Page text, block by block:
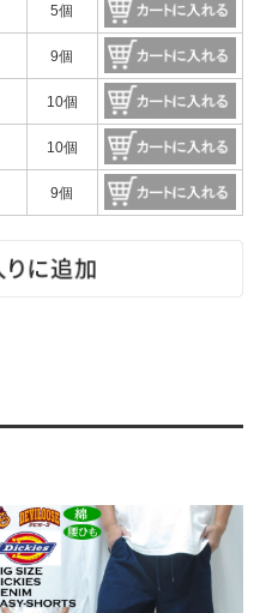
5個
9個
10個
10個
9個